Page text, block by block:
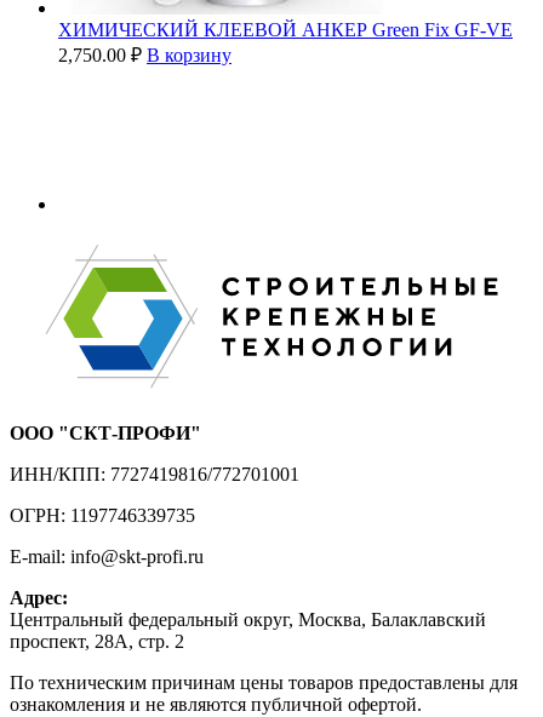
ХИМИЧЕСКИЙ КЛЕЕВОЙ АНКЕР Green Fix GF-VE
2,750.00 ₽ В корзину
ООО "СКТ-ПРОФИ"
ИНН/КПП: 7727419816/772701001
ОГРН: 1197746339735
E-mail: info@skt-profi.ru
Адрес:
Центральный федеральный округ, Москва, Балаклавский
проспект, 28А, стр. 2
По техническим причинам цены товаров предоставлены для
ознакомления и не являются публичной офертой.